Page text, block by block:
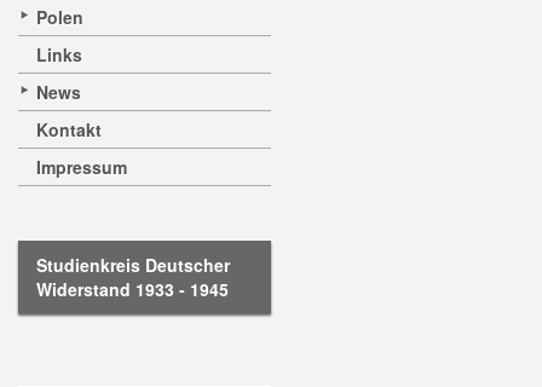
Polen
Links
News
Kontakt
Impressum
Studienkreis Deutscher
Widerstand 1933 - 1945